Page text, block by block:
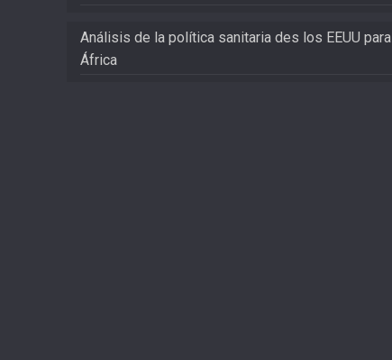
Análisis de la política sanitaria des los EEUU para
África